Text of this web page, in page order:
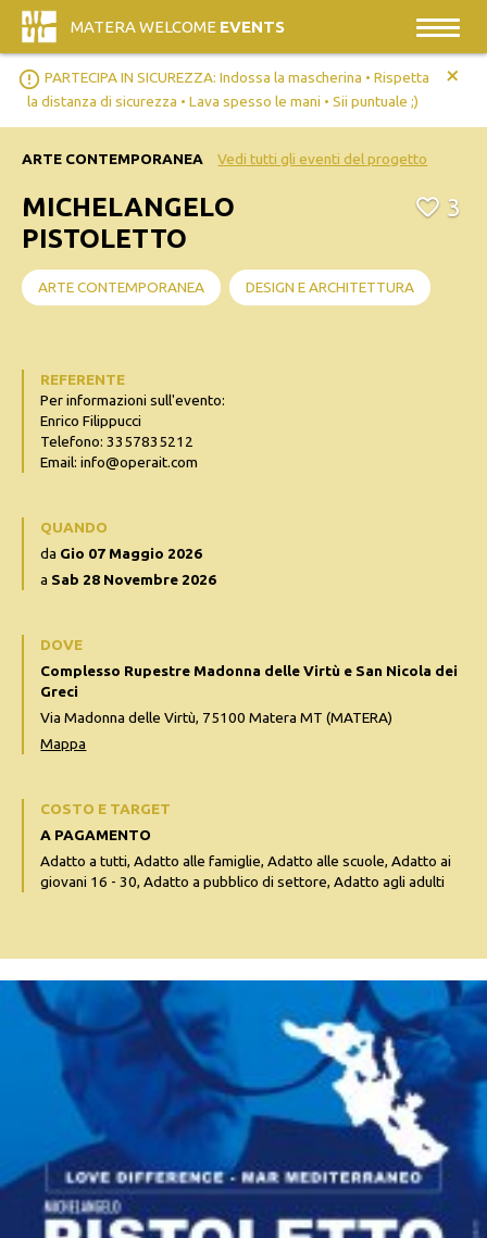
MATERA WELCOME EVENTS
error_outline PARTECIPA IN SICUREZZA: Indossa la mascherina • Rispetta
la distanza di sicurezza • Lava spesso le mani • Sii puntuale ;)
+
ARTE CONTEMPORANEA Vedi tutti gli eventi del progetto
MICHELANGELO
PISTOLETTO
3
ARTE CONTEMPORANEA DESIGN E ARCHITETTURA
REFERENTE
Per informazioni sull'evento:
Enrico Filippucci
Telefono: 3357835212
Email: info@operait.com
QUANDO
da Gio 07 Maggio 2026
a Sab 28 Novembre 2026
DOVE
Complesso Rupestre Madonna delle Virtù e San Nicola dei
Greci
Via Madonna delle Virtù, 75100 Matera MT (MATERA)
Mappa
COSTO E TARGET
A PAGAMENTO
Adatto a tutti, Adatto alle famiglie, Adatto alle scuole, Adatto ai
giovani 16 - 30, Adatto a pubblico di settore, Adatto agli adulti